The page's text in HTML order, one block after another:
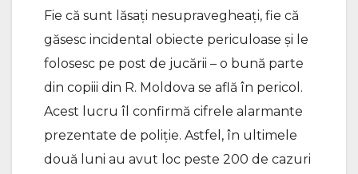
Fie că sunt lăsați nesupravegheați, fie că
găsesc incidental obiecte periculoase și le
folosesc pe post de jucării – o bună parte
din copiii din R. Moldova se află în pericol.
Acest lucru îl confirmă cifrele alarmante
prezentate de poliție. Astfel, în ultimele
două luni au avut loc peste 200 de cazuri